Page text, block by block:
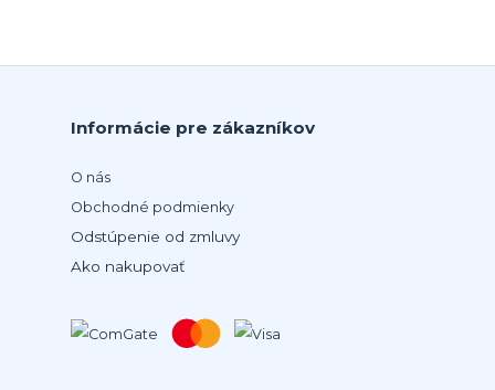
Informácie pre zákazníkov
O nás
Obchodné podmienky
Odstúpenie od zmluvy
Ako nakupovať